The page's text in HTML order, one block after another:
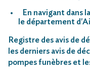
En navigant dans
le département
Registre des avis de
les derniers avis de
pompes funèbres et